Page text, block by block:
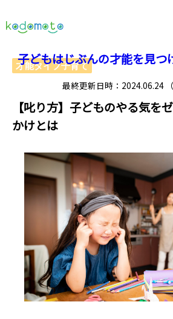
子どもはじぶんの才能を見つ
才能タイプ子育て
最終更新日時：2024.06.24
【叱り方】子どものやる気を
かけとは